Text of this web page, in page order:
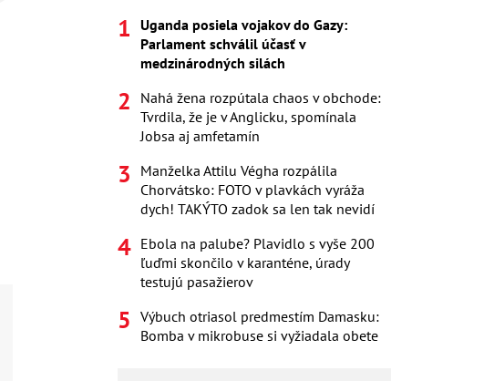
Uganda posiela vojakov do Gazy:
Parlament schválil účasť v
medzinárodných silách
Nahá žena rozpútala chaos v obchode:
Tvrdila, že je v Anglicku, spomínala
Jobsa aj amfetamín
Manželka Attilu Végha rozpálila
Chorvátsko: FOTO v plavkách vyráža
dych! TAKÝTO zadok sa len tak nevidí
Ebola na palube? Plavidlo s vyše 200
ľuďmi skončilo v karanténe, úrady
testujú pasažierov
Výbuch otriasol predmestím Damasku:
Bomba v mikrobuse si vyžiadala obete